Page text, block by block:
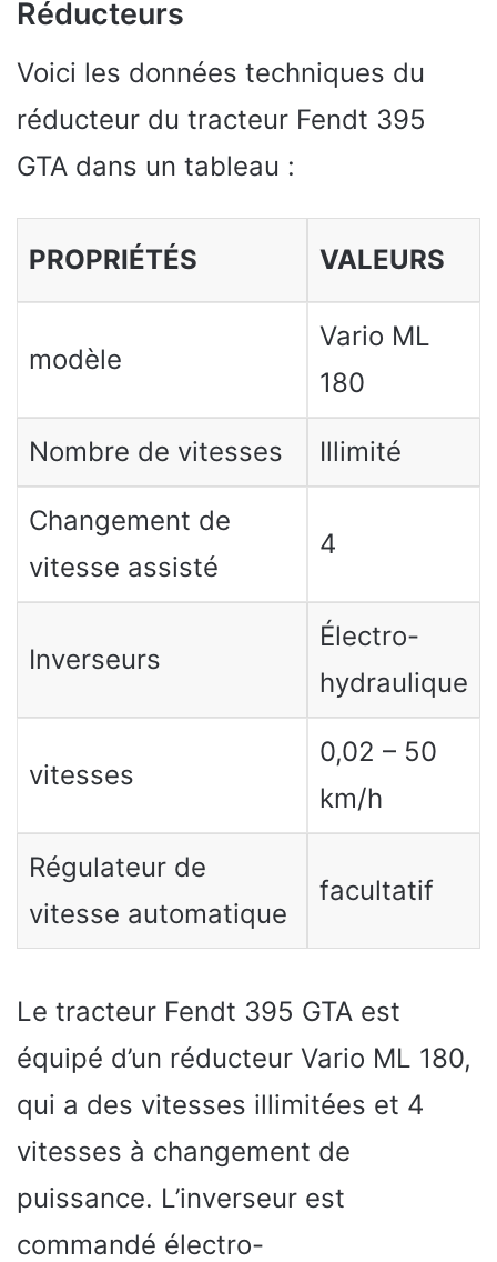
Réducteurs
Voici les données techniques du
réducteur du tracteur Fendt 395
GTA dans un tableau :
PROPRIÉTÉS VALEURS
modèle
Vario ML
180
Nombre de vitesses Illimité
Changement de
vitesse assisté
4
Inverseurs
Électro-
hydraulique
vitesses
0,02 – 50
km/h
Régulateur de
vitesse automatique
facultatif
Le tracteur Fendt 395 GTA est
équipé d’un réducteur Vario ML 180,
qui a des vitesses illimitées et 4
vitesses à changement de
puissance. L’inverseur est
commandé électro-